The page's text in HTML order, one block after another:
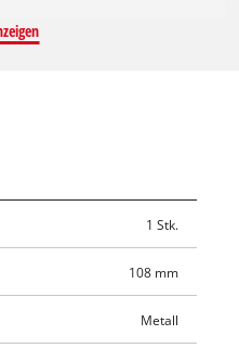
der Ausblaspistole können
Die
unkompliziert auf die
1 Stk.
108 mm
Metall